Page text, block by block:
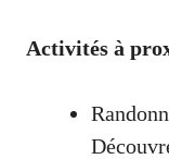
Activités à